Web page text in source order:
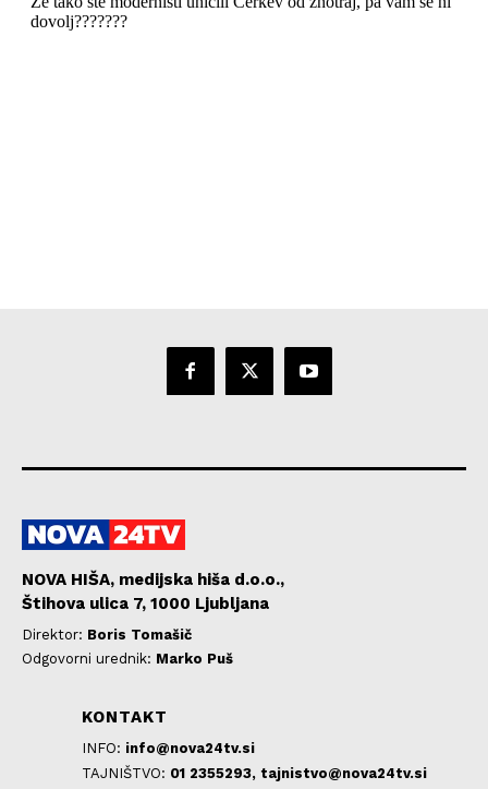
NOVA HIŠA, medijska hiša d.o.o.,
Štihova ulica 7, 1000 Ljubljana
Direktor: Boris Tomašič
Odgovorni urednik: Marko Puš
KONTAKT
INFO: info@nova24tv.si
TAJNIŠTVO: 01 2355293, tajnistvo@nova24tv.si